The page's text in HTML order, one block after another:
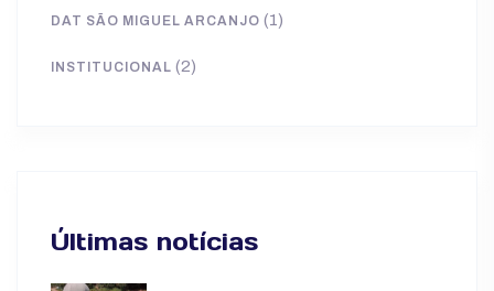
DAT SÃO MIGUEL ARCANJO (1)
INSTITUCIONAL (2)
Últimas notícias